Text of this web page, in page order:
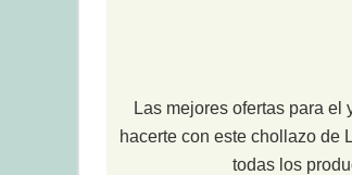
Las mejores ofertas para
hacerte con este chollazo de
todas los